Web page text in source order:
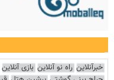
خبرآنلاین راه نو آنلاین بازی آنلاین